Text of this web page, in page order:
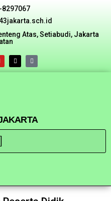
8297067
Atas, Setiabudi, Jakarta